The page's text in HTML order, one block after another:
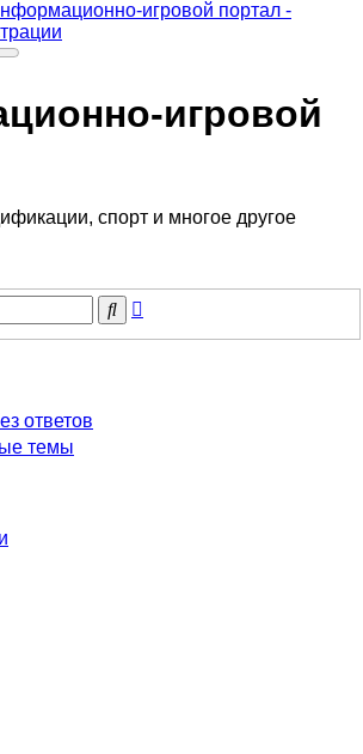
игровой портал -
игровой
спорт и многое другое
Поиск
ответов
темы